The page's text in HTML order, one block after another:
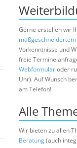
Gerne erstellen wir
Vorkenntnisse und
freie Termine
Webformularoder
Uhr). Auf Wunsch
am Telefon!
Alle
Wir bieten zu allen
Beratung(auch